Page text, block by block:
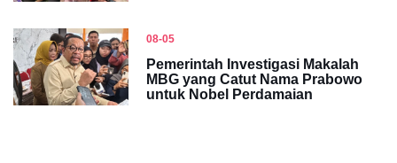
08-05
Pemerintah Investigasi Makalah
MBG yang Catut Nama Prabowo
untuk Nobel Perdamaian